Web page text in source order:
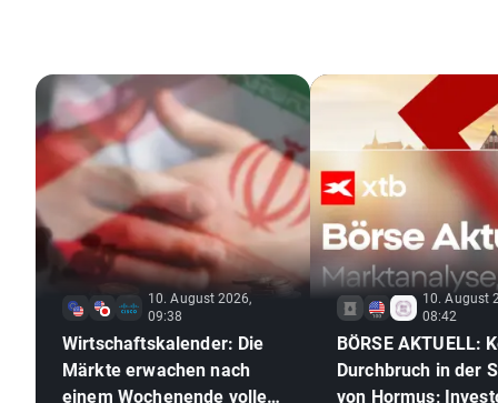
10. August 2026,
09:38
Wirtschaftskalender: Die
Märkte erwachen nach
einem Wochenende voller
10. August
08:42
BÖRSE AKTUELL:
Durchbruch in der
von Hormus;